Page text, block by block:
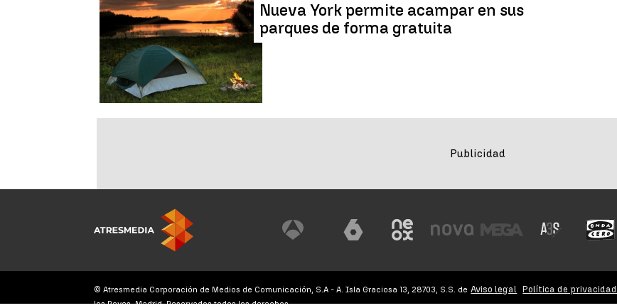
Nueva York permite acampar en sus
parques de forma gratuita
© Atresmedia Corporación de Medios de Comunicación, S.A - A. Isla Graciosa 13, 28703, S.S. de
los Reyes, Madrid. Reservados todos los derechos
Aviso legal Política de privacidad